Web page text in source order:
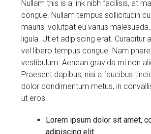
Nullam this is a link nibh facilisis, at
congue. Nullam tempus sollicitudin
mauris, volutpat eu varius
ligula. Ut et adipiscing erat. Curabitur
vel libero tempus congue. Nam
vestibulum. Aenean gravida mi non
Praesent dapibus, nisi a faucibus
dolor condimentum metus, in
ut eros.
Lorem ipsum dolor sit amet,
adipiscing elit.